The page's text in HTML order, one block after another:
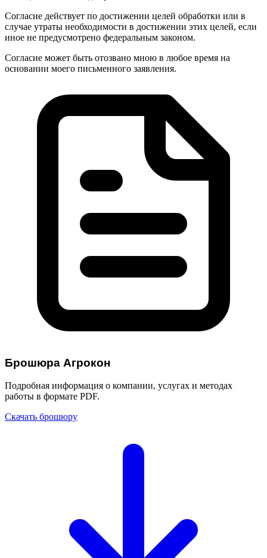
Согласие действует по достижении целей обработки или в
случае утраты необходимости в достижении этих целей, если
иное не предусмотрено федеральным законом.
Согласие может быть отозвано мною в любое время на
основании моего письменного заявления.
Брошюра Агрокон
Подробная информация о компании, услугах и методах
работы в формате PDF.
Скачать брошюру